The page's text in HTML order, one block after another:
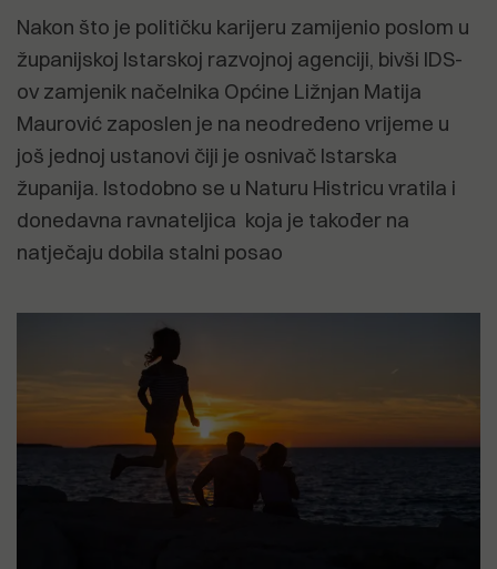
Nakon što je političku karijeru zamijenio poslom u
županijskoj Istarskoj razvojnoj agenciji, bivši IDS-
ov zamjenik načelnika Općine Ližnjan Matija
Maurović zaposlen je na neodređeno vrijeme u
još jednoj ustanovi čiji je osnivač Istarska
županija. Istodobno se u Naturu Histricu vratila i
donedavna ravnateljica koja je također na
natječaju dobila stalni posao